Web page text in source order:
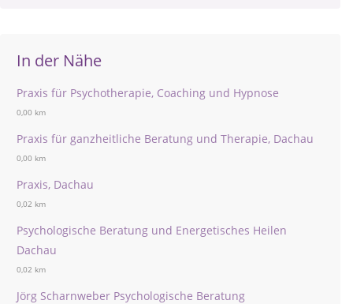
In der Nähe
Praxis für Psychotherapie, Coaching und Hypnose
0,00 km
Praxis für ganzheitliche Beratung und Therapie, Dachau
0,00 km
Praxis, Dachau
0,02 km
Psychologische Beratung und Energetisches Heilen
Dachau
0,02 km
Jörg Scharnweber Psychologische Beratung